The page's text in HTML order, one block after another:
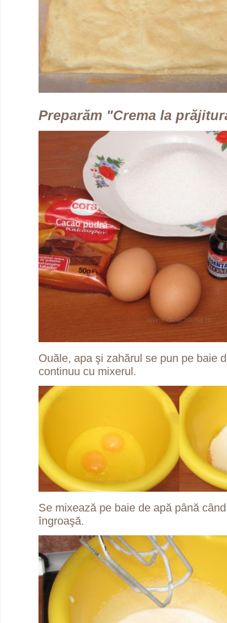
Preparăm "Crema la
Ouăle, apa şi zahărul se pun pe baie
continuu cu mixerul.
Se mixează pe baie de apă până
îngroaşă.